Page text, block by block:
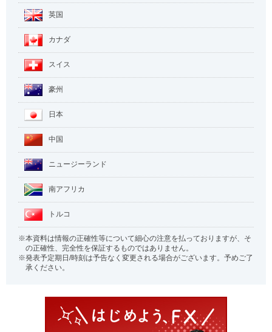
英国
カナダ
スイス
豪州
日本
中国
ニュージーランド
南アフリカ
トルコ
本資料は情報の正確性等について細心の注意を払っておりますが、そ
の正確性、完全性を保証するものではありません。
発表予定期日/時刻は予告なく変更される場合がございます。予めご了
承ください。